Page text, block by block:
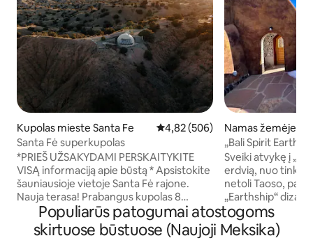
Kupolas mieste Santa Fe Vidutinis įvertinimas: 4,82 iš 5,
4,82 (506)
Santa Fė superkupolas
*PRIEŠ UŽSAKYDAMI PERSKAITYKITE
VISĄ informaciją apie būstą * Apsistokite
šauniausioje vietoje Santa Fė rajone.
Nauja terasa! Prabangus kupolas 8
privačiuose senovinių kanjonų akruose, į
pietus nuo Santa Fė, prie 14-ojo
greitkelio. Mėgaukitės 360 laipsnių kalnų
Namas žemėje
Piedras
„Bali Spirit
Sveiki atvykę į
erdvią, nuo tinklų
netoli Taoso,
„Earthship“
saulėtu šiltnamiu
Šis skelbimas
„Mother
Populiarūs patogumai atostogoms
skirtuose būstuose (Naujoji Meksika)